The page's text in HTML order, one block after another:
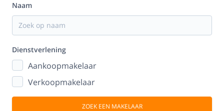
Naam
Dienstverlening
Aankoopmakelaar
Verkoopmakelaar
ZOEK EEN MAKELAAR